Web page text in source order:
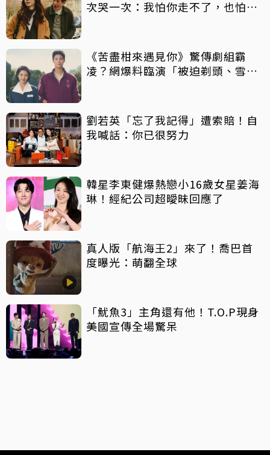
次哭一次：我怕你走不了，也怕你
《苦盡柑來遇見你》驚傳劇組霸
凌？網爆料臨演「被迫剃頭、雪中
劉若英「忘了我記得」遭索賠！自
我喊話：你已很努力
韓星李東健爆熱戀小16歲女星姜海
琳！經紀公司超曖昧回應了
真人版「航海王2」來了！喬巴首
度曝光：萌翻全球
「魷魚3」主角還有他！T.O.P現身
美國宣傳全場驚呆